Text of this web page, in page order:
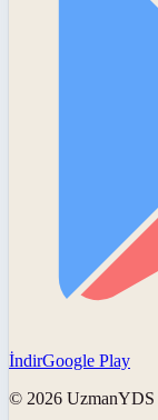
İndirGoogle Play
© 2026 UzmanYDS